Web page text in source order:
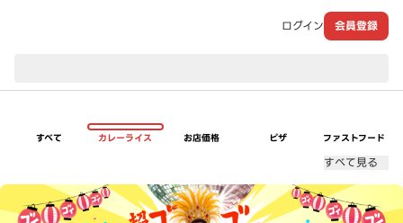
ログイン 会員登録
すべて カレーライス お店価格 ピザ ファストフード
すべて見る
超ゴイゴイヤスー夏祭